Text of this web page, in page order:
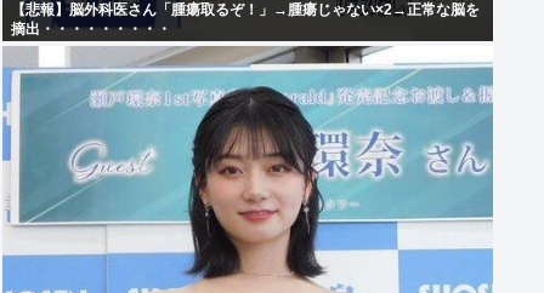
【悲報】脳外科医さん「腫瘍取るぞ！」→腫瘍じゃない×2→正常な脳を
摘出・・・・・・・・・